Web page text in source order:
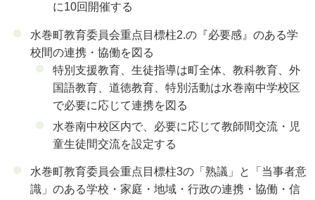
に10回開催する
水巻町教育委員会重点目標柱2.の『必要感』のある学
校間の連携・協働を図る
特別支援教育、生徒指導は町全体、教科教育、外
国語教育、道徳教育、特別活動は水巻南中学校区
で必要に応じて連携を図る
水巻南中校区内で、必要に応じて教師間交流・児
童生徒間交流を設定する
水巻町教育委員会重点目標柱3の「熟議」と「当事者意
識」のある学校・家庭・地域・行政の連携・協働・信